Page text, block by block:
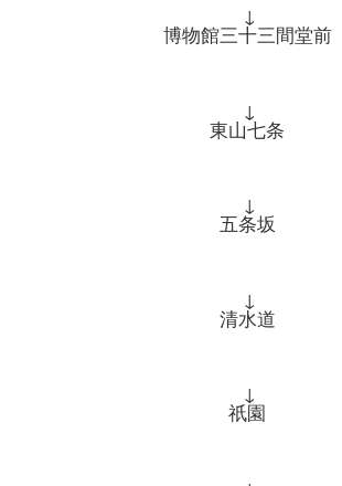
↓
博物館三十三間堂前
↓
東山七条
↓
五条坂
↓
清水道
↓
祇園